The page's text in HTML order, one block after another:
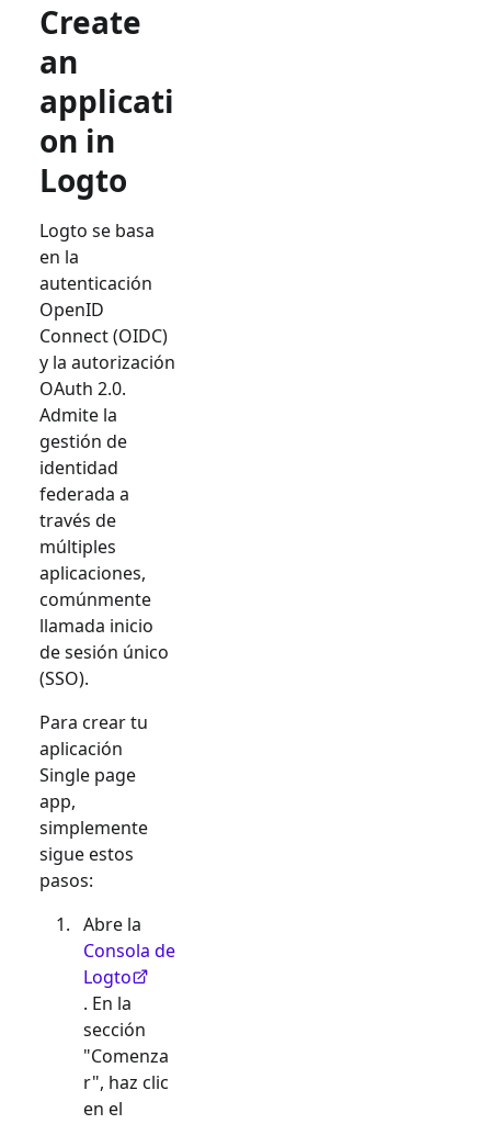
Create
an
applicati
on in
Logto
Logto se basa
en la
autenticación
OpenID
Connect (OIDC)
y la autorización
OAuth 2.0.
Admite la
gestión de
identidad
federada a
través de
múltiples
aplicaciones,
comúnmente
llamada inicio
de sesión único
(SSO).
Para crear tu
aplicación
Single page
app,
simplemente
sigue estos
pasos:
Abre la
Consola de
Logto
. En la
sección
"Comenza
r", haz clic
en el